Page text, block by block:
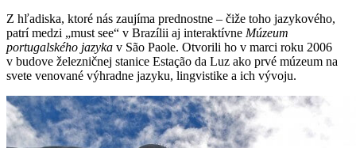
Z hľadiska, ktoré nás zaujíma prednostne – čiže toho jazykového,
patrí medzi „must see“ v Brazílii aj interaktívne Múzeum
portugalského jazyka v São Paole. Otvorili ho v marci roku 2006
v budove železničnej stanice Estação da Luz ako prvé múzeum na
svete venované výhradne jazyku, lingvistike a ich vývoju.